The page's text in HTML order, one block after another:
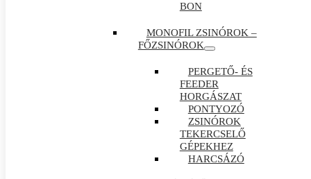
BON
MONOFIL ZSINÓROK –
FŐZSINÓROK
PERGETŐ- ÉS
FEEDER
HORGÁSZAT
PONTYOZÓ
ZSINÓROK
TEKERCSELŐ
GÉPEKHEZ
HARCSÁZÓ